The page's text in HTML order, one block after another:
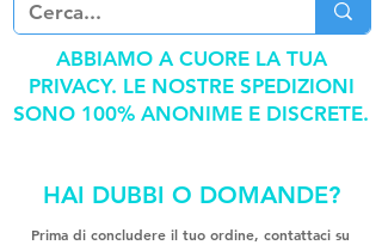
ABBIAMO A CUORE LA TUA
PRIVACY. LE NOSTRE SPEDIZIONI
SONO 100% ANONIME E DISCRETE.
HAI DUBBI O DOMANDE?
Prima di concludere il tuo ordine, contattaci su